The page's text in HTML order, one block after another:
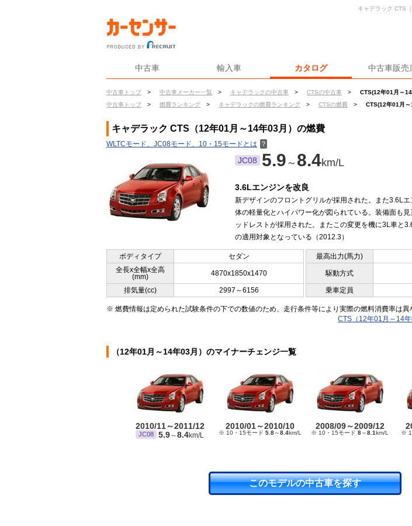
中古車 輸入車 カタログ 中古車販売
中古車トップ > 中古車メーカー一覧 > キャデラックの中古車 > CTSの中古車 >
CTS(12年01月～
中古車トップ
> 燃費ランキング > キャデラックの燃費ランキング > CTSの燃費 > CTS(12年01月
キャデラック CTS
キャデラック CTS（12年01月～14年03月）の燃費
WLTCモード、JC08モード、10・15モードとは ？
JC08 5.9 ～ 8.4km/L
3.6Lエンジンを改良
新デザインのフロントグリルが採用された。また3.6L
体の軽量化とハイパワー化が図られている。装備面も
ッドレストが採用された。またこの変更を機に3L車と
の適用対象となっている（2012.3）
ボディタイプ セダン 最高出力(馬力)
全長x全幅x全高
(mm)
4870x1850x1470 駆動方式
排気量(cc) 2997～6156 乗車定員
※ 燃費情報は定められた試験条件の下での数値のため、走行条件等により実際の燃料消費率は異
CTS（12年01月～14
（12年01月～14年03月）のマイナーチェンジ一覧
2010/11～2011/12
JC08 5.9～8.4km/L
2010/01～2010/10
※ 10・15モード 5.8～8.4km/L
2008/09～2009/12
※ 10・15モード 8～8.1km/L ※
このモデルの中古車を探す